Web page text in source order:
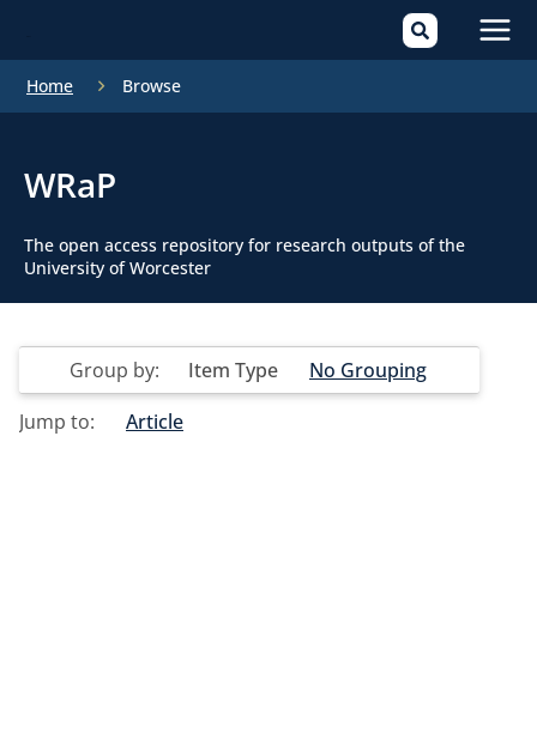
Home Browse
WRaP
The open access repository for research outputs of the
University of Worcester
Group by: Item Type
No Grouping
Jump to:
Article